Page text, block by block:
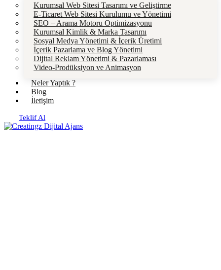
Kurumsal Web Sitesi Tasarımı ve Geliştirme
E-Ticaret Web Sitesi Kurulumu ve Yönetimi
SEO – Arama Motoru Optimizasyonu
Kurumsal Kimlik & Marka Tasarımı
Sosyal Medya Yönetimi & İçerik Üretimi
İçerik Pazarlama ve Blog Yönetimi
Dijital Reklam Yönetimi & Pazarlaması
Video-Prodüksiyon ve Animasyon
Neler Yaptık ?
Blog
İletişim
Teklif Al